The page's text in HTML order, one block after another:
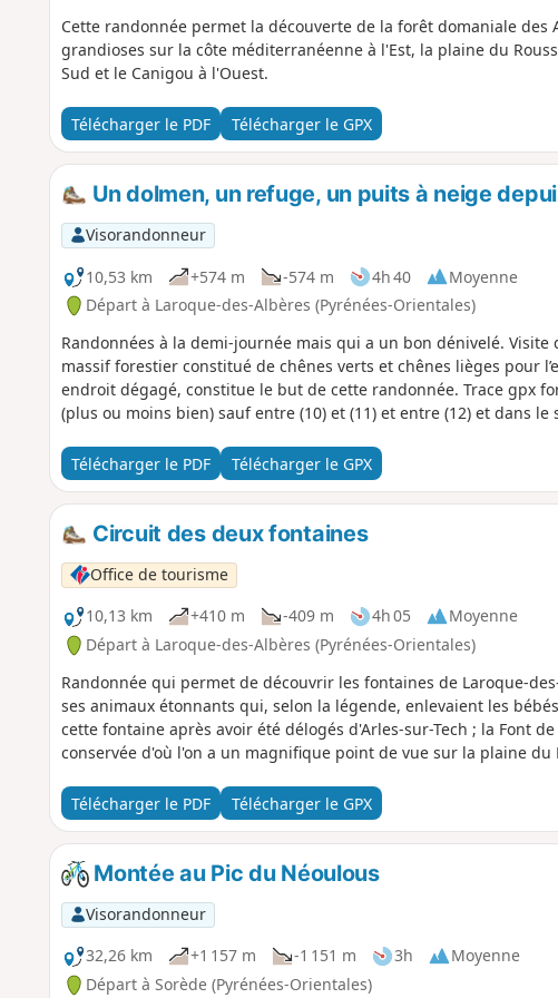
Cette randonnée permet la découverte de la forêt domaniale des
grandioses sur la côte méditerranéenne à l'Est, la plaine du
Sud et le Canigou à l'Ouest.
Télécharger le PDF Télécharger le GPX
Un dolmen, un refuge, un puits à neige
Visorandonneur
10,53 km
+574 m -574 m 4h 40
Moyenne
Départ à Laroque-des-Albères (Pyrénées-Orientales)
Randonnées à la demi-journée mais qui a un bon dénivelé.
massif forestier constitué de chênes verts et chênes lièges pour
endroit dégagé, constitue le but de cette randonnée. Trace gpx
(plus ou moins bien) sauf entre (10) et (11) et entre (12) et dans le
Télécharger le PDF Télécharger le GPX
Circuit des deux fontaines
Office de tourisme
10,13 km
+410 m -409 m 4h 05
Moyenne
Départ à Laroque-des-Albères (Pyrénées-Orientales)
Randonnée qui permet de découvrir les fontaines de Laroque-
ses animaux étonnants qui, selon la légende, enlevaient les
cette fontaine après avoir été délogés d'Arles-sur-Tech ; la Font
conservée d'où l'on a un magnifique point de vue sur la plaine du
Télécharger le PDF Télécharger le GPX
Montée au Pic du Néoulous
Visorandonneur
32,26 km
+1 157 m -1 151 m 3h
Moyenne
Départ à Sorède (Pyrénées-Orientales)